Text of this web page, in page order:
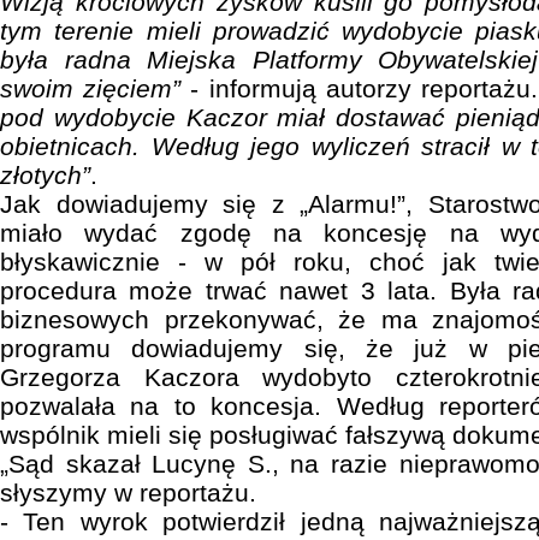
tym terenie mieli prowadzić wydobycie
była radna Miejska Platformy
swoim zięciem”- informują autorzy
pod wydobycie Kaczor miał dostawać
obietnicach. Według jego wyliczeń stracił
złotych”.
Jak dowiadujemy się z „Alarmu!”,
miało wydać zgodę na koncesję na
błyskawicznie - w pół roku, choć jak
procedura może trwać nawet 3 lata. Była
biznesowych przekonywać, że ma
programu dowiadujemy się, że już w
Grzegorza Kaczora wydobyto
pozwalała na to koncesja. Według
wspólnik mieli się posługiwać fałszywą
„Sąd skazał Lucynę S., na razie
słyszymy w reportażu.
- Ten wyrok potwierdził jedną